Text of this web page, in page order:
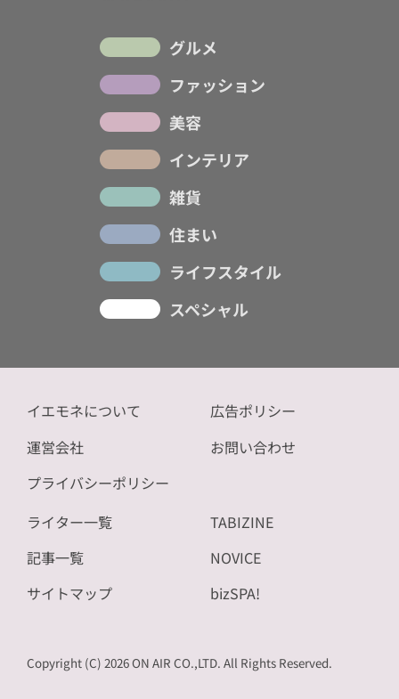
グルメ
ファッション
美容
インテリア
雑貨
住まい
ライフスタイル
スペシャル
イエモネについて
運営会社
プライバシーポリシー
広告ポリシー
お問い合わせ
ライター一覧
記事一覧
サイトマップ
TABIZINE
NOVICE
bizSPA!
Copyright (C) 2026 ON AIR CO.,LTD. All Rights Reserved.